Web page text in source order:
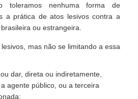
toleramos nenhuma forma de
a prática de atos lesivos contra a
ou estrangeira.
mas não se limitando a essa
dar, direta ou indiretamente,
agente público, ou a terceira